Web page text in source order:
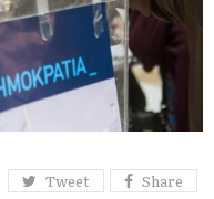
Tweet Share